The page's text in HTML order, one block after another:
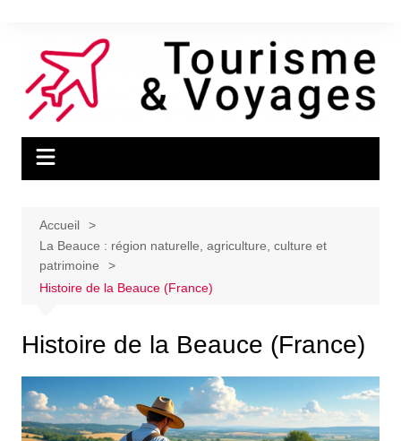
contenu
Accueil
La Beauce : région naturelle, agriculture, culture et
patrimoine
Histoire de la Beauce (France)
Histoire de la Beauce (France)